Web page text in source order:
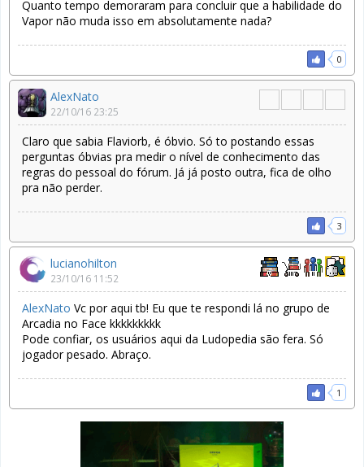
Quanto tempo demoraram para concluir que a habilidade do
Vapor não muda isso em absolutamente nada?
0
AlexNato
22/10/16 23:25
Claro que sabia Flaviorb, é óbvio. Só to postando essas
perguntas óbvias pra medir o nível de conhecimento das
regras do pessoal do fórum. Já já posto outra, fica de olho
pra não perder.
3
lucianohilton
23/10/16 11:52
AlexNato Vc por aqui tb! Eu que te respondi lá no grupo de
Arcadia no Face kkkkkkkkk
Pode confiar, os usuários aqui da Ludopedia são fera. Só
jogador pesado. Abraço.
1